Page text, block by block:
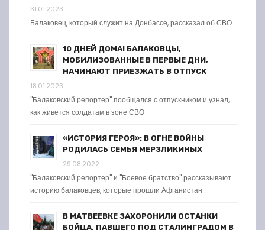
31.01.2023
Балаковец, который служит на Донбассе, рассказал об СВО
10 ДНЕЙ ДОМА! БАЛАКОВЦЫ,
МОБИЛИЗОВАННЫЕ В ПЕРВЫЕ ДНИ,
НАЧИНАЮТ ПРИЕЗЖАТЬ В ОТПУСК
18.01.2023
"Балаковский репортер" пообщался с отпускником и узнал,
как живется солдатам в зоне СВО
«ИСТОРИЯ ГЕРОЯ»: В ОГНЕ ВОЙНЫ
РОДИЛАСЬ СЕМЬЯ МЕРЗЛИКИНЫХ
29.08.2022
"Балаковский репортер" и "Боевое братство" рассказывают
историю балаковцев, которые прошли Афганистан
В МАТВЕЕВКЕ ЗАХОРОНИЛИ ОСТАНКИ
БОЙЦА, ПАВШЕГО ПОД СТАЛИНГРАДОМ В